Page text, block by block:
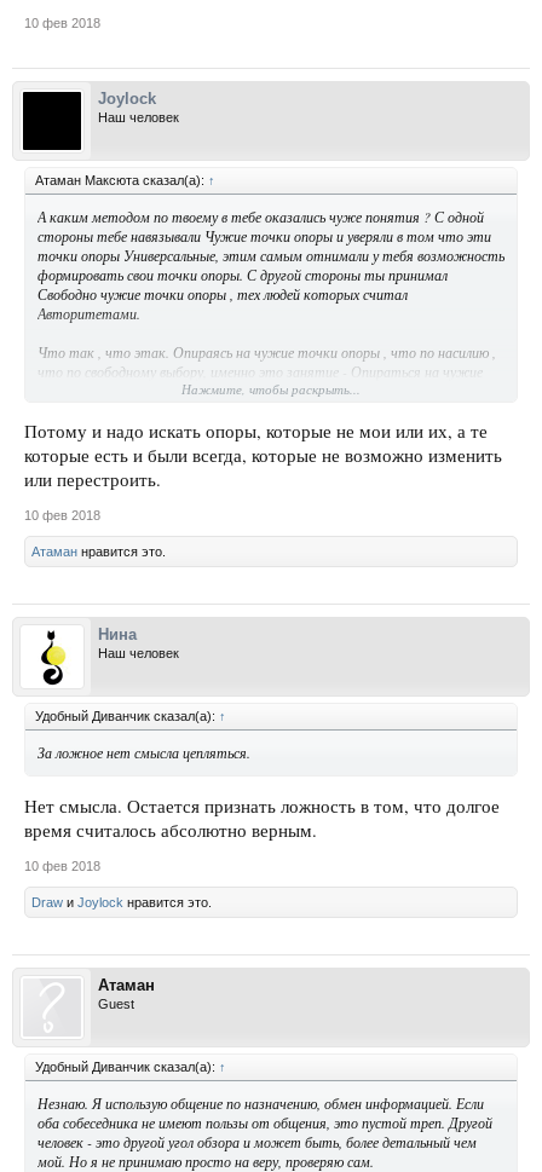
10 фев 2018
Joylock
Наш человек
Атаман Максюта сказал(а): ↑
А каким методом по твоему в тебе оказались чуже понятия ? С одной
стороны тебе навязывали Чужие точки опоры и уверяли в том что эти
точки опоры Универсальные, этим самым отнимали у тебя возможность
формировать свои точки опоры. С другой стороны ты принимал
Свободно чужие точки опоры , тех людей которых считал
Авторитетами.
Что так , что этак. Опираясь на чужие точки опоры , что по насилию ,
что по свободному выбору, именно это занятие - Опираться на чужие
точки опоры и привелo тебя к блужданию.
Я о том чтоб ты начал Свои точки опоры Искать в себе и перестал их
Формировать. Ибо они уже Есть в тебе а поиск чужих опор и мнений,
отвлекает тебя от нужного занятия - Поиска Своих опор.
Нажмите, чтобы раскрыть...
Потому и надо искать опоры, которые не мои или их, а те
которые есть и были всегда, которые не возможно изменить
или перестроить.
10 фев 2018
Атаман нравится это.
Нина
Наш человек
Удобный Диванчик сказал(а): ↑
За ложное нет смысла цепляться.
Нет смысла. Остается признать ложность в том, что долгое
время считалось абсолютно верным.
10 фев 2018
Draw и Joylock нравится это.
Атаман
Guest
Удобный Диванчик сказал(а): ↑
Незнаю. Я использую общение по назначению, обмен информацией. Если
оба собеседника не имеют пользы от общения, это пустой треп. Другой
человек - это другой угол обзора и может быть, более детальный чем
мой. Но я не принимаю просто на веру, проверяю сам.